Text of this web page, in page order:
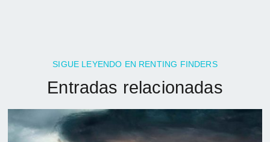
SIGUE LEYENDO EN RENTING FINDERS
Entradas relacionadas